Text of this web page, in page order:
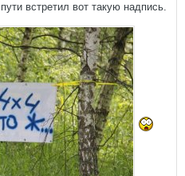
встретил вот такую надпись.